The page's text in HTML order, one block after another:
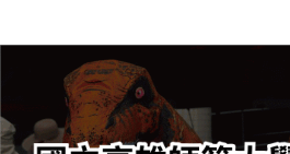
轉
要
內